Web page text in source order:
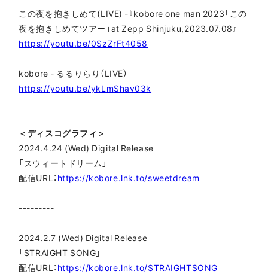
この夜を抱きしめて(LIVE) -『kobore one man 2023「この
夜を抱きしめてツアー」at Zepp Shinjuku,2023.07.08』
https://youtu.be/0SzZrFt4058
kobore - るるりらり（LIVE）
https://youtu.be/ykLmShav03k
＜ディスコグラフィ＞
2024.4.24 (Wed) Digital Release
「スウィートドリーム」
配信URL： https://kobore.lnk.to/sweetdream
---------
2024.2.7 (Wed) Digital Release
「STRAIGHT SONG」
配信URL： https://kobore.lnk.to/STRAIGHTSONG